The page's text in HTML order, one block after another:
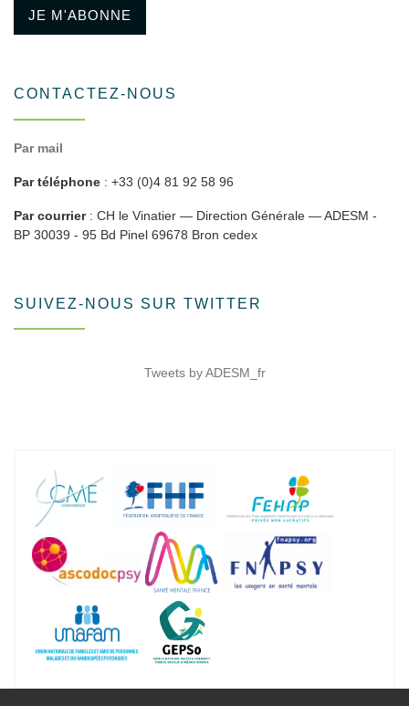
JE M'ABONNE
CONTACTEZ-NOUS
Par mail
Par téléphone : +33 (0)4 81 92 58 96
Par courrier: CH le Vinatier — Direction Générale — ADESM -
BP 30039 - 95 Bd Pinel 69678 Bron cedex
SUIVEZ-NOUS SUR TWITTER
Tweets by ADESM_fr